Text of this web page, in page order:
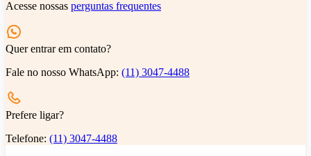
Acesse nossas perguntas frequentes
Quer entrar em contato?
Fale no nosso WhatsApp: (11) 3047-4488
Prefere ligar?
Telefone: (11) 3047-4488